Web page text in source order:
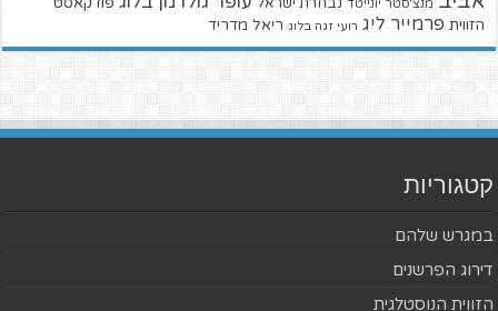
מנצ'סטר יונייטד
הזווית פרמייר ליג רועי זגה בלוג ריאל מדריד
קטגוריות
במגרש שלהם
דירוג הפרשנים
הזווית הנוסטלגית